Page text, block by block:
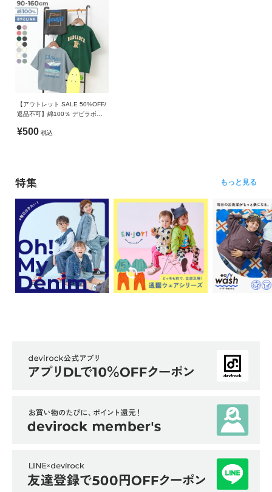
【アウトレット SALE 50%OFF/
返品不可】綿100％ デビラボ
ャツ
¥500 税込
特集 もっと見る